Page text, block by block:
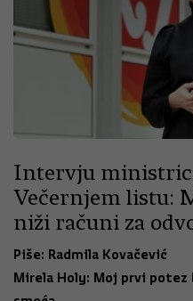
Intervju
Večernjem listu:
niži računi za
Piše: Radmila Kovačević
Mirela Holy: Moj prvi